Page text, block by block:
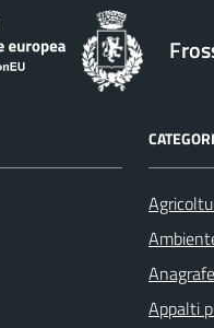
Appalti